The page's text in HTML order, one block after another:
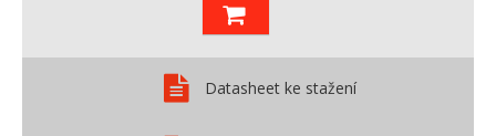
Datasheet ke stažení